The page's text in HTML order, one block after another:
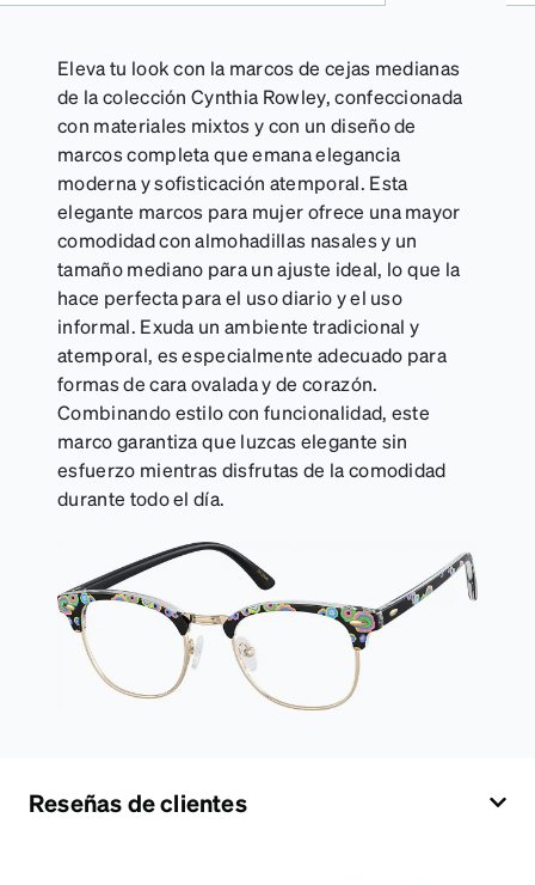
Eleva tu look con la marcos de cejas medianas
de la colección Cynthia Rowley, confeccionada
con materiales mixtos y con un diseño de
marcos completa que emana elegancia
moderna y sofisticación atemporal. Esta
elegante marcos para mujer ofrece una mayor
comodidad con almohadillas nasales y un
tamaño mediano para un ajuste ideal, lo que la
hace perfecta para el uso diario y el uso
informal. Exuda un ambiente tradicional y
atemporal, es especialmente adecuado para
formas de cara ovalada y de corazón.
Combinando estilo con funcionalidad, este
marco garantiza que luzcas elegante sin
esfuerzo mientras disfrutas de la comodidad
durante todo el día.
Reseñas de clientes